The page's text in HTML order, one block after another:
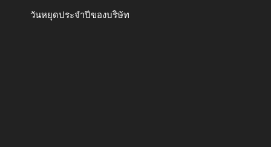
วันหยุดประจำปีของบริษัท